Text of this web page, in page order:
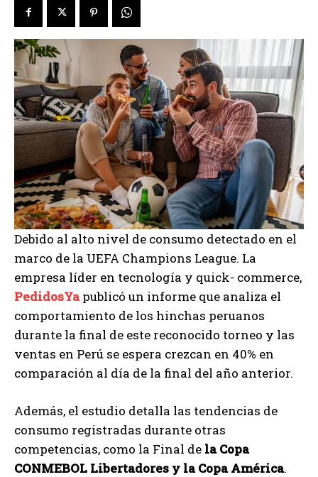
Debido al alto nivel de consumo detectado en el
marco de la UEFA Champions League. La
empresa líder en tecnología y quick- commerce,
PedidosYa publicó un informe que analiza el
comportamiento de los hinchas peruanos
durante la final de este reconocido torneo y las
ventas en Perú se espera crezcan en 40% en
comparación al día de la final del año anterior.
Además, el estudio detalla las tendencias de
consumo registradas durante otras
competencias, como la Final de la Copa
CONMEBOL Libertadores y la Copa América.